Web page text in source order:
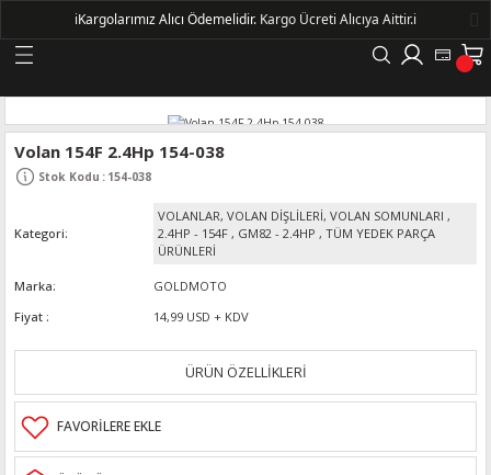
Geri Dön
Volan 154F 2.4Hp 154-038
Stok Kodu : 154-038
Kategori
VOLANLAR, VOLAN DİŞLİLERİ, VOLAN SOMUNLARI ,
2.4HP - 154F , GM82 - 2.4HP , TÜM YEDEK PARÇA
ÜRÜNLERİ
Marka
GOLDMOTO
Fiyat
14,99 USD + KDV
ÜRÜN ÖZELLİKLERİ
ℹ️Kargolarımız Alıcı Ödemelidir. Kargo Ücreti Alıcıya Aittir.ℹ️